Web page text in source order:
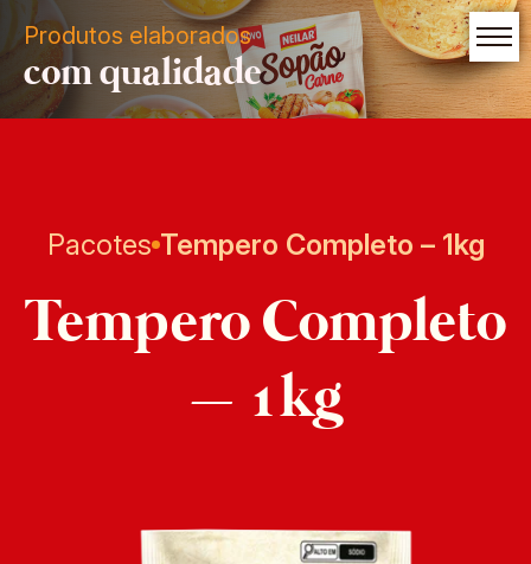
Produtos elaborados
com qualidade
Pacotes Tempero Completo – 1kg
Tempero Completo
– 1kg